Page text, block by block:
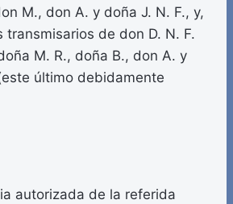
M., don A. y doña J. N. F., y,
transmisarios de don D. N. F.
M. R., doña B., don A. y
último debidamente
autorizada de la referida